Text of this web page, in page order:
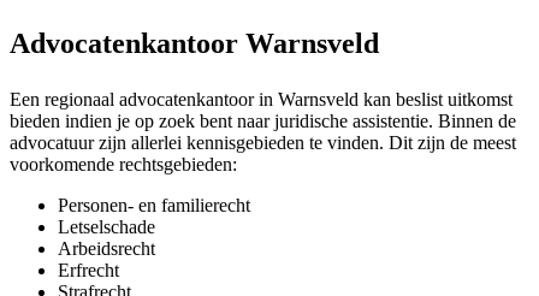
Advocatenkantoor Warnsveld
Een regionaal advocatenkantoor in Warnsveld kan beslist uitkomst
bieden indien je op zoek bent naar juridische assistentie. Binnen de
advocatuur zijn allerlei kennisgebieden te vinden. Dit zijn de meest
voorkomende rechtsgebieden:
Personen- en familierecht
Letselschade
Arbeidsrecht
Erfrecht
Strafrecht